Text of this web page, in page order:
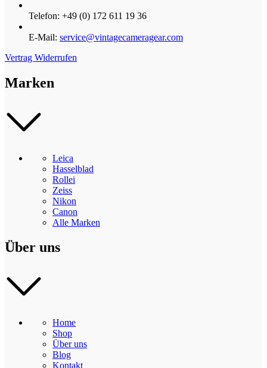
Telefon: +49 (0) 172 611 19 36
E-Mail: service@vintagecameragear.com
Vertrag Widerrufen
Marken
Leica
Hasselblad
Rollei
Zeiss
Nikon
Canon
Alle Marken
Über uns
Home
Shop
Über uns
Blog
Kontakt